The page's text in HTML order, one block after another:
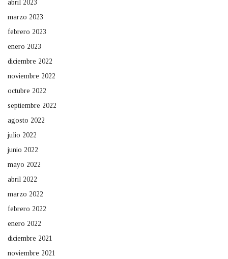
abril 2023
marzo 2023
febrero 2023
enero 2023
diciembre 2022
noviembre 2022
octubre 2022
septiembre 2022
agosto 2022
julio 2022
junio 2022
mayo 2022
abril 2022
marzo 2022
febrero 2022
enero 2022
diciembre 2021
noviembre 2021